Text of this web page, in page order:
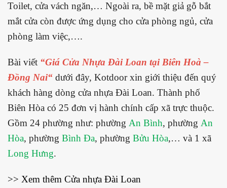
Toilet, cửa vách ngăn,… Ngoài ra, bề mặt giả gỗ bắt
mắt cửa còn được ứng dụng cho cửa phòng ngủ, cửa
phòng làm việc,….
Bài viết “Giá Cửa Nhựa Đài Loan tại Biên Hoà –
Đồng Nai“ dưới đây, Kotdoor xin giới thiệu đến quý
khách hàng dòng cửa nhựa Đài Loan. Thành phố
Biên Hòa có 25 đơn vị hành chính cấp xã trực thuộc.
Gồm 24 phường như: phường An Bình, phường An
Hòa, phường Bình Đa, phường Bửu Hòa,… và 1 xã
Long Hưng.
>> Xem thêm Cửa nhựa Đài Loan